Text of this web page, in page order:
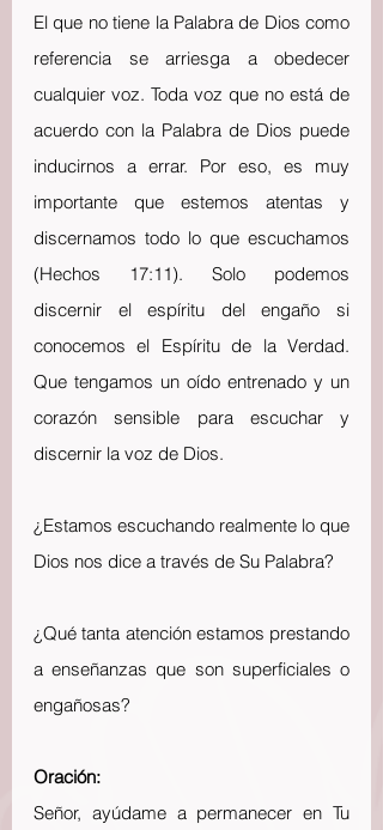
El que no tiene la Palabra de Dios como
referencia se arriesga a obedecer
cualquier voz. Toda voz que no está de
acuerdo con la Palabra de Dios puede
inducirnos a errar. Por eso, es muy
importante que estemos atentas y
discernamos todo lo que escuchamos
(Hechos 17:11). Solo podemos
discernir el espíritu del engaño si
conocemos el Espíritu de la Verdad.
Que tengamos un oído entrenado y un
corazón sensible para escuchar y
discernir la voz de Dios.
¿Estamos escuchando realmente lo que
Dios nos dice a través de Su Palabra?
¿Qué tanta atención estamos prestando
a enseñanzas que son superficiales o
engañosas?
Oración:
Señor, ayúdame a permanecer en Tu